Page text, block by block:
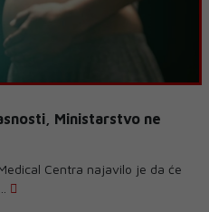
Ministarstvo ne
Centra najavilo je da će